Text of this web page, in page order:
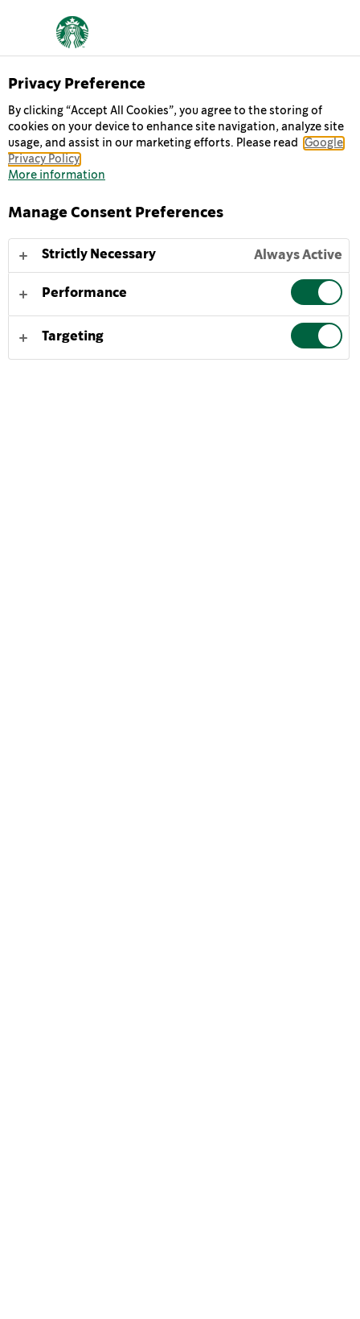
COFFEE
καφέ Starbucks Frappuccino® βασίστηκε σε ένα
απολαυστικό μείγμα από τον χαρακτηριστικό μας
καβουρδισμένο καφέ espresso με δροσερό, κρεμώδες
γάλα. Ένα ρόφημα καφέ με ονειρεμένη γεύση για το σπίτι ή
Για να απολαύσετε το κρύο ρόφημα καφέ Starbucks
Frappuccino® στην καλύτερη εκδοχή του, ανακινήστε
Privacy Preference
By clicking “Accept All Cookies”, you agree to the storing of
cookies on your device to enhance site navigation, analyze site
usage, and assist in our marketing efforts. Please read
Google
Privacy Policy
More information
Manage Consent Preferences
Strictly Necessary Always Active
Performance
Targeting